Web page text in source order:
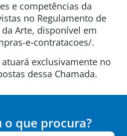
e competências da
no Regulamento de
Arte, disponível em
e-contratacoes/.
atuará exclusivamente no
dessa Chamada.
que procura?